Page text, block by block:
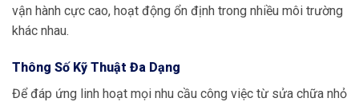
vận hành cực cao, hoạt động ổn định trong nhiều môi trường
khác nhau.
Thông Số Kỹ Thuật Đa Dạng
Để đáp ứng linh hoạt mọi nhu cầu công việc từ sửa chữa nhỏ